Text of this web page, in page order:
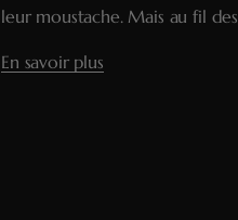
leur moustache. Mais au fil
En savoir plus